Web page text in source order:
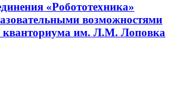
«Робототехника»
возможностями
кванториума им. Л.М. Лоповка